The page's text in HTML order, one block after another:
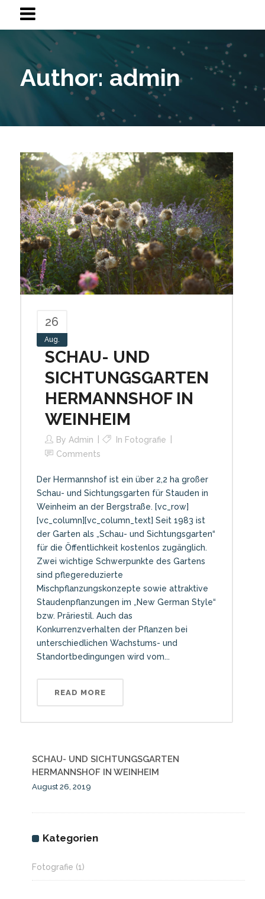
Author: admin
26
Aug.
SCHAU- UND
SICHTUNGSGARTEN
HERMANNSHOF IN
WEINHEIM
By Admin In Fotografie
Comments
Der Hermannshof ist ein über 2,2 ha großer
Schau- und Sichtungsgarten für Stauden in
Weinheim an der Bergstraße. [vc_row]
[vc_column][vc_column_text] Seit 1983 ist
der Garten als „Schau- und Sichtungsgarten“
für die Öffentlichkeit kostenlos zugänglich.
Zwei wichtige Schwerpunkte des Gartens
sind pflegereduzierte
Mischpflanzungskonzepte sowie attraktive
Staudenpflanzungen im „New German Style“
bzw. Präriestil. Auch das
Konkurrenzverhalten der Pflanzen bei
unterschiedlichen Wachstums- und
Standortbedingungen wird vom...
READ MORE
SCHAU- UND SICHTUNGSGARTEN
HERMANNSHOF IN WEINHEIM
August 26, 2019
Kategorien
Fotografie (1)